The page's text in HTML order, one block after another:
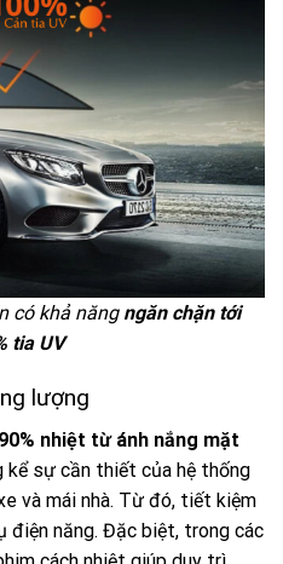
có khả năng ngăn chặn tới
tia UV
lượng
90% nhiệt từ ánh nắng mặt
kể sự cần thiết của hệ thống
và mái nhà. Từ đó, tiết kiệm
điện năng. Đặc biệt, trong các